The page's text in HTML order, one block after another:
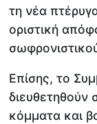
τη νέα
οριστική
Επίσης, το
διευθετηθούν
κόμματα και